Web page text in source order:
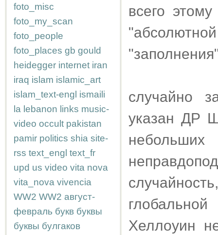
foto_misc
foto_my_scan
foto_people
foto_places gb gould
heidegger internet iran
iraq islam islamic_art
islam_text-engl ismaili
la lebanon links music-
video occult pakistan
pamir politics shia site-
rss text_engl text_fr
upd us video vita nova
vita_nova vivencia
WW2 WW2 август-
февраль букв буквы
буквы булгаков
всего
случайно
указан ДР
Хеллоуин